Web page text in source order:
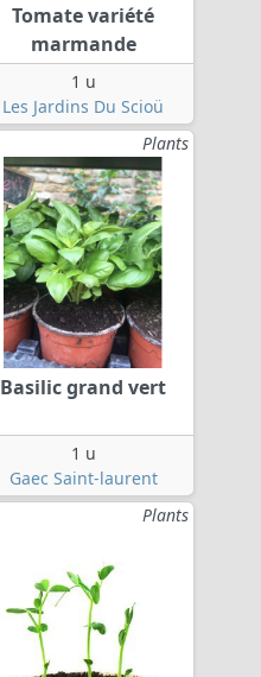
Tomate variété
marmande
1 u
Les Jardins Du Scioü
Plants
Basilic grand vert
1 u
Gaec Saint-laurent
Plants